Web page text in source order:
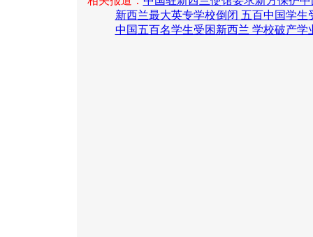
新西兰最大英专学校倒闭 五百中国学生
中国五百名学生受困新西兰 学校破产学